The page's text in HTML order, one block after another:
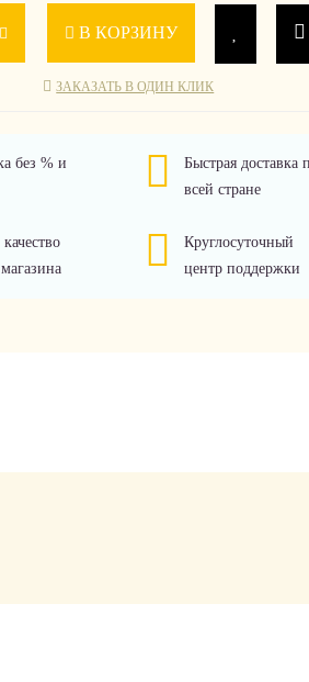
В КОРЗИНУ
ЗАКАЗАТЬ В ОДИН КЛИК
без % и
Быстрая доставка
всей стране
Круглосуточный
центр поддержки